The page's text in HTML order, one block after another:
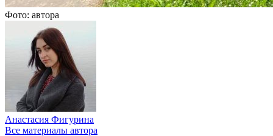
Фото: автора
Анастасия Фигурина
Все материалы автора